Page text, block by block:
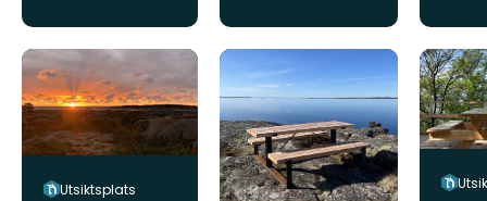
Utsiktsplats